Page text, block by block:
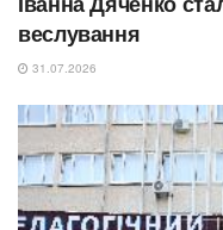
веслування
31.07.2026